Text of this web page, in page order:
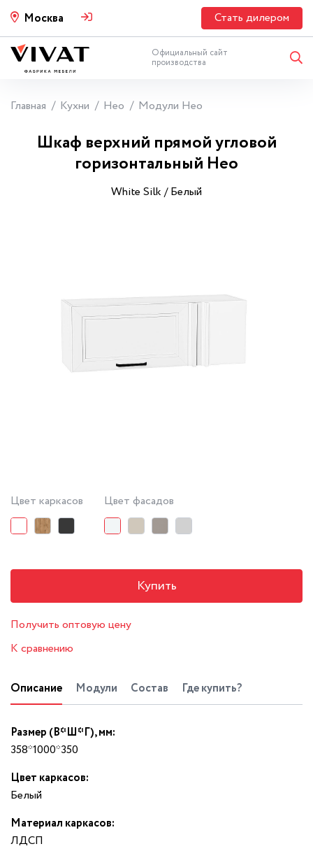
Москва Стать дилером
Официальный сайт
производства
Главная Кухни Нео Модули Нео
Шкаф верхний прямой угловой
горизонтальный Нео
White Silk / Белый
Цвет каркасов Цвет фасадов
Купить
Получить оптовую цену
К сравнению
Описание Модули Состав Где купить?
Размер (В*Ш*Г), мм:
358*1000*350
Цвет каркасов:
Белый
Материал каркасов:
ЛДСП